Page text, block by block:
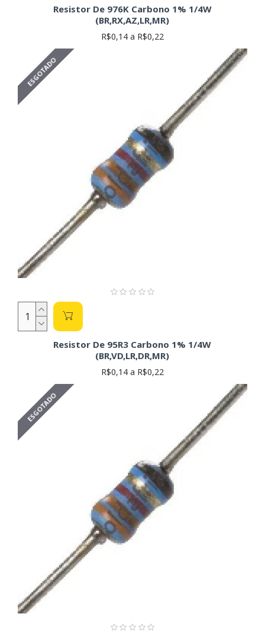
Resistor De 976K Carbono 1% 1/4W
(BR,RX,AZ,LR,MR)
R$0,14 a R$0,22
ESGOTADO
Resistor De 95R3 Carbono 1% 1/4W
(BR,VD,LR,DR,MR)
R$0,14 a R$0,22
ESGOTADO